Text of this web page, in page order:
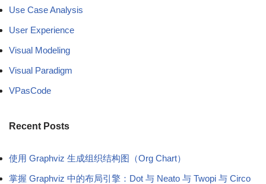
Use Case Analysis
User Experience
Visual Modeling
Visual Paradigm
VPasCode
Recent Posts
使用 Graphviz 生成组织结构图（Org Chart）
掌握 Graphviz 中的布局引擎：Dot 与 Neato 与 Twopi 与 Circo